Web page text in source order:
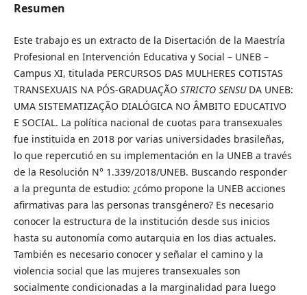
Resumen
Este trabajo es un extracto de la Disertación de la Maestría
Profesional en Intervención Educativa y Social – UNEB –
Campus XI, titulada PERCURSOS DAS MULHERES COTISTAS
TRANSEXUAIS NA PÓS-GRADUAÇÃO STRICTO SENSUDA UNEB:
UMA SISTEMATIZAÇÃO DIALÓGICA NO ÂMBITO EDUCATIVO
E SOCIAL. La política nacional de cuotas para transexuales
fue instituida en 2018 por varias universidades brasileñas,
lo que repercutió en su implementación en la UNEB a través
de la Resolución N° 1.339/2018/UNEB. Buscando responder
a la pregunta de estudio: ¿cómo propone la UNEB acciones
afirmativas para las personas transgénero? Es necesario
conocer la estructura de la institución desde sus inicios
hasta su autonomía como autarquia en los dias actuales.
También es necesario conocer y señalar el camino y la
violencia social que las mujeres transexuales son
socialmente condicionadas a la marginalidad para luego